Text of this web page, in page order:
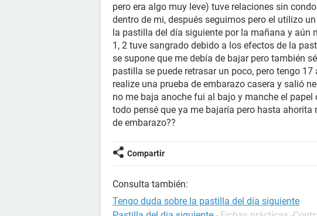
pero era algo muy leve) tuve relaciones sin
dentro de mi, después seguimos pero el utilizo
la pastilla del día siguiente por la mañana y aún
1, 2 tuve sangrado debido a los efectos de la
se supone que me debía de bajar pero también
pastilla se puede retrasar un poco, pero tengo
realize una prueba de embarazo casera y salió
no me baja anoche fui al bajo y manche el
todo pensé que ya me bajaría pero hasta
de embarazo??
Compartir
Consulta también:
Tengo duda sobre la pastilla del día siguiente